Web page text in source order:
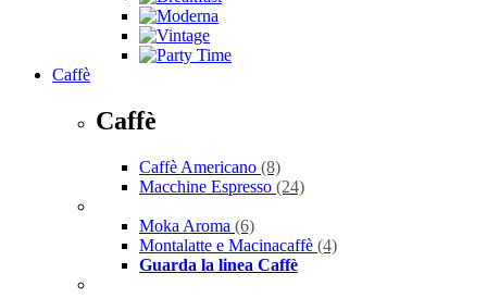
Caffè
Caffè
Caffè Americano (8)
Macchine Espresso (24)
Moka Aroma (6)
Montalatte e Macinacaffè (4)
Guarda la linea Caffè